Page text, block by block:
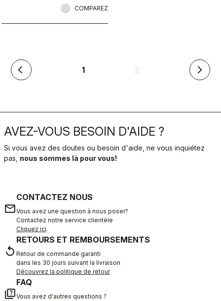
COMPAREZ
arrow_back_ios 1(en
2 arrow_forward_ios
AVEZ-VOUS BESOIN D'AIDE ?
Si vous avez des doutes ou besoin d'aide, ne vous inquiétez
pas, nous sommes là pour vous!
email
CONTACTEZ NOUS
Vous avez une question à nous poser?
Contactez notre service clientèle
Cliquez ici.
replay
RETOURS ET REMBOURSEMENTS
Retour de commande garanti
dans les 30 jours suivant la livraison
Découvrez la politique de retour
quiz
FAQ
Vous avez d'autres questions ?